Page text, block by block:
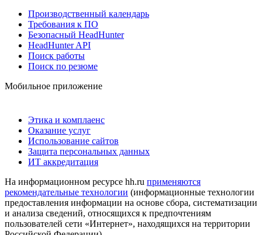
Производственный календарь
Требования к ПО
Безопасный HeadHunter
HeadHunter API
Поиск работы
Поиск по резюме
Мобильное приложение
Этика и комплаенс
Оказание услуг
Использование сайтов
Защита персональных данных
ИТ аккредитация
На информационном ресурсе hh.ru применяются
рекомендательные технологии (информационные технологии
предоставления информации на основе сбора, систематизации
и анализа сведений, относящихся к предпочтениям
пользователей сети «Интернет», находящихся на территории